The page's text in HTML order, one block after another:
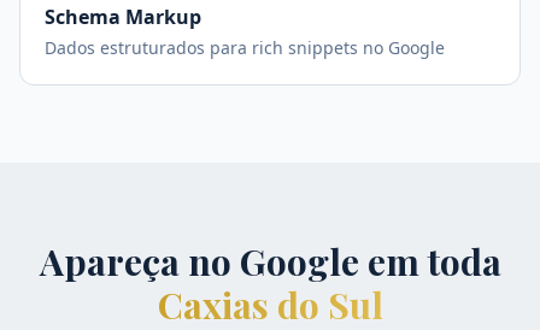
Schema Markup
Dados estruturados para rich snippets no Google
Apareça no Google em toda
Caxias do Sul